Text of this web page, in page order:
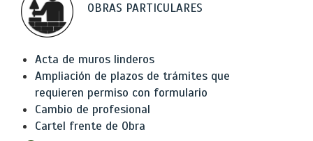
OBRAS PARTICULARES
Acta de muros linderos
Ampliación de plazos de trámites que
requieren permiso con formulario
Cambio de profesional
Cartel frente de Obra